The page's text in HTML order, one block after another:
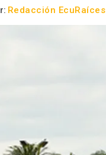
Redacción EcuRaíces